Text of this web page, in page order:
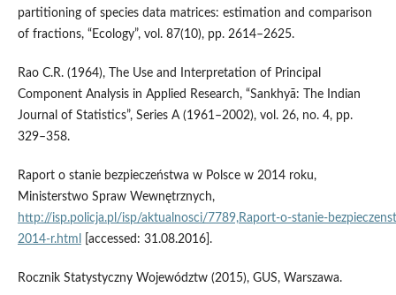
partitioning of species data matrices: estimation and comparison
of fractions, “Ecology”, vol. 87(10), pp. 2614–2625.
Rao C.R. (1964), The Use and Interpretation of Principal
Component Analysis in Applied Research, “Sankhyā: The Indian
Journal of Statistics”, Series A (1961–2002), vol. 26, no. 4, pp.
329–358.
Raport o stanie bezpieczeństwa w Polsce w 2014 roku,
Ministerstwo Spraw Wewnętrznych,
http://isp.policja.pl/isp/aktualnosci/
2014‑r.html
[accessed: 31.08.2016].
Rocznik Statystyczny Województw (2015), GUS, Warszawa.